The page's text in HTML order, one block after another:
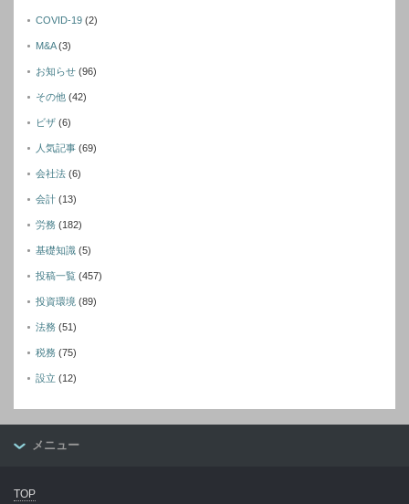
COVID-19 (2)
M&A(3)
お知らせ (96)
その他 (42)
ビザ (6)
人気記事 (69)
会社法 (6)
会計 (13)
労務 (182)
基礎知識 (5)
投稿一覧 (457)
投資環境 (89)
法務 (51)
税務 (75)
設立 (12)
メニュー
TOP